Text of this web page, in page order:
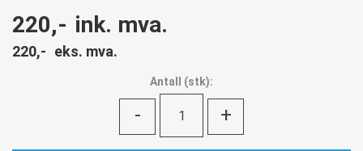
220,- ink. mva.
220,- eks. mva.
Antall (stk):
- +